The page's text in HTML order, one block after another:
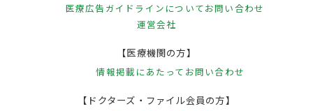
医療広告ガイドラインについてお問い合わせ
運営会社
【医療機関の方】
情報掲載にあたって お問い合わせ
【ドクターズ・ファイル会員の方】